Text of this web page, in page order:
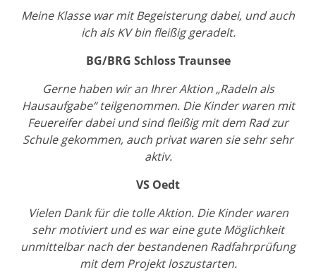
Meine Klasse war mit Begeisterung dabei, und auch
ich als KV bin fleißig geradelt.
BG/BRG Schloss Traunsee
Gerne haben wir an Ihrer Aktion „Radeln als
Hausaufgabe“ teilgenommen. Die Kinder waren mit
Feuereifer dabei und sind fleißig mit dem Rad zur
Schule gekommen, auch privat waren sie sehr sehr
aktiv.
VS Oedt
Vielen Dank für die tolle Aktion. Die Kinder waren
sehr motiviert und es war eine gute Möglichkeit
unmittelbar nach der bestandenen Radfahrprüfung
mit dem Projekt loszustarten.